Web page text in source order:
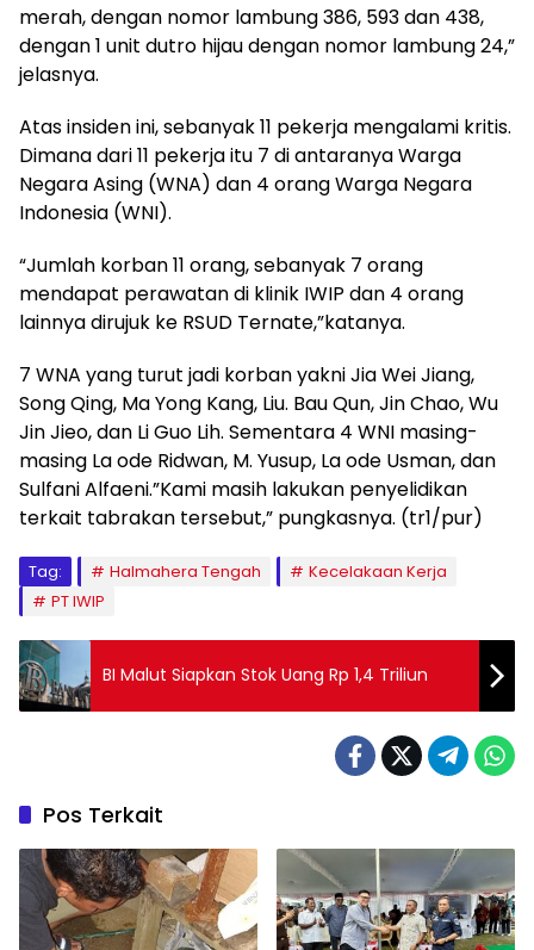
merah, dengan nomor lambung 386, 593 dan 438,
dengan 1 unit dutro hijau dengan nomor lambung 24,”
jelasnya.
Atas insiden ini, sebanyak 11 pekerja mengalami kritis.
Dimana dari 11 pekerja itu 7 di antaranya Warga
Negara Asing (WNA) dan 4 orang Warga Negara
Indonesia (WNI).
“Jumlah korban 11 orang, sebanyak 7 orang
mendapat perawatan di klinik IWIP dan 4 orang
lainnya dirujuk ke RSUD Ternate,”katanya.
7 WNA yang turut jadi korban yakni Jia Wei Jiang,
Song Qing, Ma Yong Kang, Liu. Bau Qun, Jin Chao, Wu
Jin Jieo, dan Li Guo Lih. Sementara 4 WNI masing-
masing La ode Ridwan, M. Yusup, La ode Usman, dan
Sulfani Alfaeni.”Kami masih lakukan penyelidikan
terkait tabrakan tersebut,” pungkasnya. (tr1/pur)
Tag: Halmahera Tengah
Kecelakaan Kerja
PT IWIP
BI Malut Siapkan Stok Uang Rp 1,4 Triliun
Pos Terkait